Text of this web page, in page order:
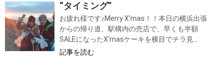
“タイミング”
お疲れ様です♪Merry X'mas！！本日の横浜出張
からの帰り道、駅構内の売店で、早くも半額
SALEになったX'masケーキを横目でチラ見...
記事を読む